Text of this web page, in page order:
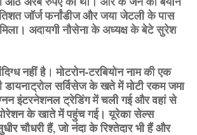
जॉर्ज फर्नांडीज और जया जेटली के पास
अदायगी नौसेना के अध्यक्ष के बेटे सुरेश
नहीं है। मोटरोन-टरबियोन नाम की एक
सर्विसेज के खते में मोटी रकम जमा
इंटरनेशनल ट्रेडिंग में चली गई और वहां से
के खाते में पहुंच गई। यूरेका सेल्स
चौधरी हैं, जो नंदा के रिश्तेदार भी हैं और